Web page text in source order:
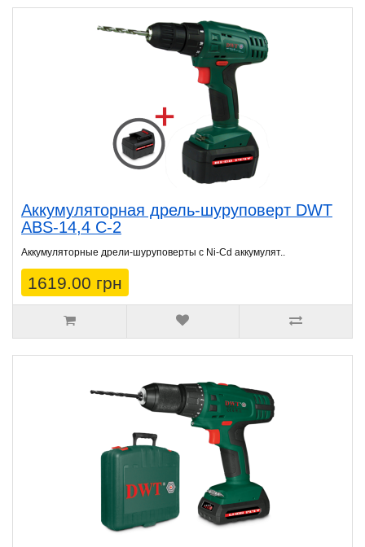
Аккумуляторная дрель-шуруповерт DWT
ABS-14,4 C-2
Аккумуляторные дрели-шуруповерты с Ni-Cd аккумулят..
1619.00 грн